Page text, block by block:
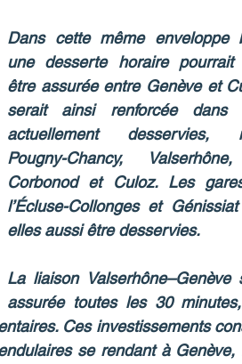
Dans cette même enveloppe
une desserte horaire pourrait
être assurée entre Genève et
serait ainsi renforcée dans
actuellement desservies,
Pougny-Chancy,
Corbonod et Culoz. Les
l’Écluse-Collonges et
elles aussi être desservies.
La liaison Valserhône–Genève
assurée toutes les 30
Ces investissements
se rendant à Genève,